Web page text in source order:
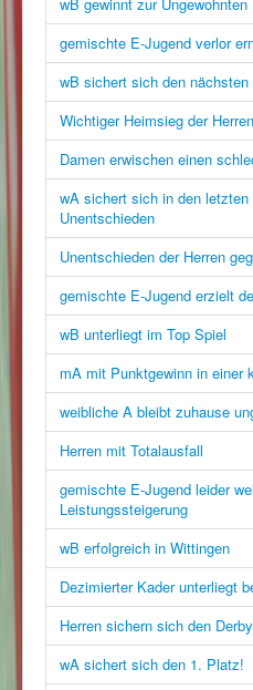
wB gewinnt zur Ungewohnten
gemischte E-Jugend verlor
wB sichert sich den nächsten
Wichtiger Heimsieg der
Damen erwischen einen
wA sichert sich in den letzten
Unentschieden
Unentschieden der Herren
gemischte E-Jugend erzielt
wB unterliegt im Top Spiel
mA mit Punktgewinn in einer
weibliche A bleibt zuhause
Herren mit Totalausfall
gemischte E-Jugend leider
Leistungssteigerung
wB erfolgreich in Wittingen
Dezimierter Kader unterliegt
Herren sichern sich den
wA sichert sich den 1. Platz!